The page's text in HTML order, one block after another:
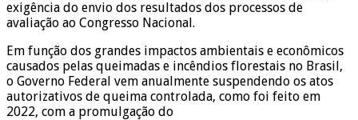
exigência do envio dos resultados dos processos de
avaliação ao Congresso Nacional.
Em função dos grandes impactos ambientais e econômicos
causados pelas queimadas e incêndios florestais no Brasil,
o Governo Federal vem anualmente suspendendo os atos
autorizativos de queima controlada, como foi feito em
2022, com a promulgação do